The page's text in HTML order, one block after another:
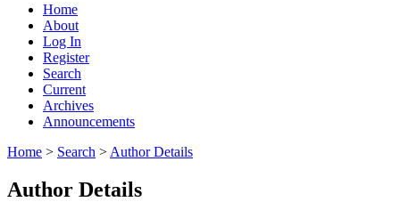
Home
About
Log In
Register
Search
Current
Archives
Announcements
Home > Search > Author Details
Author Details